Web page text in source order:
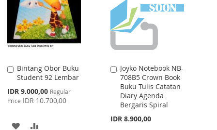
LIST
LIST
Bintang Obor Buku
Student 92 Lembar
Special
Price
IDR 9.000,00 Regular
Price IDR 10.700,00
Add
to
ADD
Joyko Notebook NB-
708B5 Crown Book
Buku Tulis Catatan
Diary Agenda
Bergaris Spiral
IDR 8.900,00
Add
to
Cart